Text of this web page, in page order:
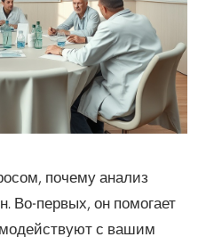
почему анализ
Во-первых, он помогает
с вашим